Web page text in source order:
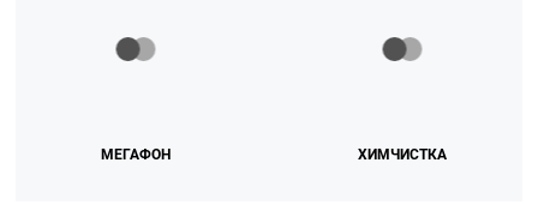
МЕГАФОН ХИМЧИСТКА